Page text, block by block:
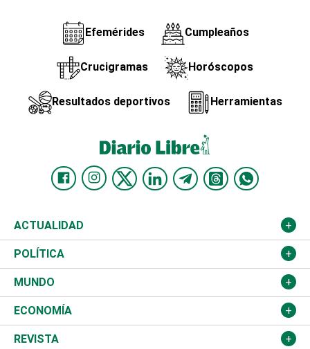
Efemérides Cumpleaños
Crucigramas Horóscopos
Resultados deportivos Herramientas
ACTUALIDAD
Nacional
Ciudad
Educación
Salud
POLÍTICA
Partidos
JCE
TSE
MUNDO
Estados Unidos
América Latina
ECONOMÍA
Finanzas
REVISTA